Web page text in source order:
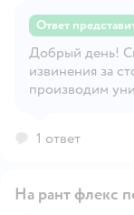
Ответ
Добрый день!
извинения за
производим
фирмы
настроения! С
1 ответ
На рант флекс